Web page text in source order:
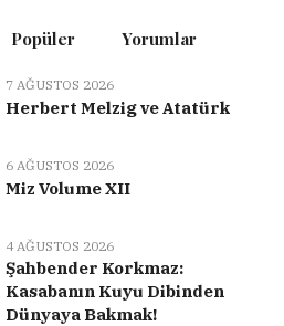
Popüler Yorumlar
7 AĞUSTOS 2026
Herbert Melzig ve Atatürk
6 AĞUSTOS 2026
Miz Volume XII
4 AĞUSTOS 2026
Şahbender Korkmaz:
Kasabanın Kuyu Dibinden
Dünyaya Bakmak!